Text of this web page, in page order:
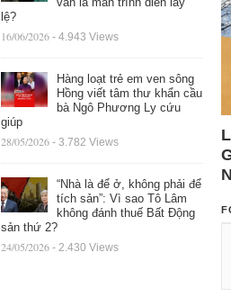
lệ?
16/06/2026 - 4.943 Views
Hàng loạt trẻ em ven sông
Hồng viết tâm thư khẩn cầu
bà Ngô Phương Ly cứu
giúp
28/05/2026 - 3.782 Views
“Nhà là để ở, không phải để
tích sản”: Vì sao Tô Lâm
không đánh thuế Bất Động
sản thứ 2?
24/05/2026 - 2.430 Views